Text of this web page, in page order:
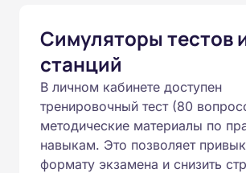
Симуляторы тестов
станций
В личном кабинете доступен
тренировочный тест (80
методические материалы по
навыкам. Это позволяет
формату экзамена и снизить